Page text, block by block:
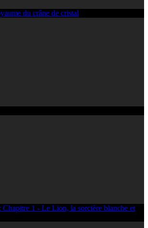
du crâne de cristal
1 - Le Lion, la sorcière blanche et